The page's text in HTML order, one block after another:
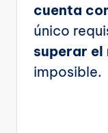
cuenta
único
superar el
imposible.